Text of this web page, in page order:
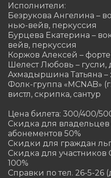
Исполнители:
Безрукова Ангелина –
нью-вейв, перкуссия
Бурцева Екатерина –
вейв, перкуссия
Коржов Алексей –
Шелест Любовь – гусли,
Ахмадыршина Татьяна –
Фолк-группа «MCNAB»
вистл, скрипка, сантур
Цена билета: 300/400/
Скидка для
абонементов 50%
Скидки для граждан
Скидка для
100%
Справки по тел. 26-5-26